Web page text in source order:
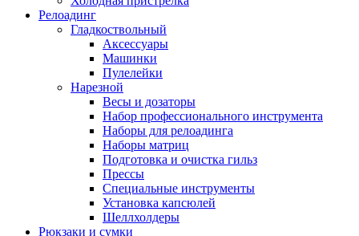
Релоадинг
Гладкоствольный
Аксессуары
Машинки
Пулелейки
Нарезной
Весы и дозаторы
Набор профессионального инструмента
Наборы для релоадинга
Наборы матриц
Подготовка и очистка гильз
Прессы
Специальные инструменты
Установка капсюлей
Шеллхолдеры
Рюкзаки и сумки